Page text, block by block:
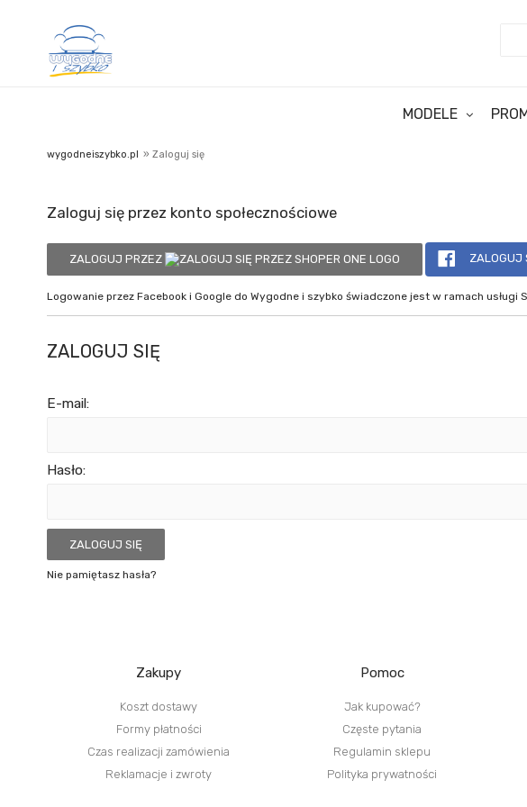
MODELE
wygodneiszybko.pl » Zaloguj się
Zaloguj się przez konto społecznościowe
ZALOGUJ PRZEZ ZALOGUJ
Logowanie przez Facebook i Google do Wygodne i szybko świadczone jest w ramach usługi
ZALOGUJ SIĘ
E-mail:
Hasło:
ZALOGUJ SIĘ
Nie pamiętasz hasła?
Zakupy
Koszt dostawy
Formy płatności
Czas realizacji zamówienia
Reklamacje i zwroty
Pomoc
Jak kupować?
Częste pytania
Regulamin sklepu
Polityka prywatności